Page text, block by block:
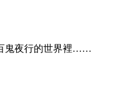
鬼夜行的世界裡……